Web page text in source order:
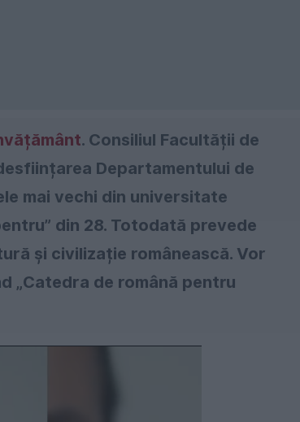
. Consiliul Facultății de
Departamentului de
mai vechi din universitate
din 28. Totodată prevede
și civilizație românească. Vor
de română pentru